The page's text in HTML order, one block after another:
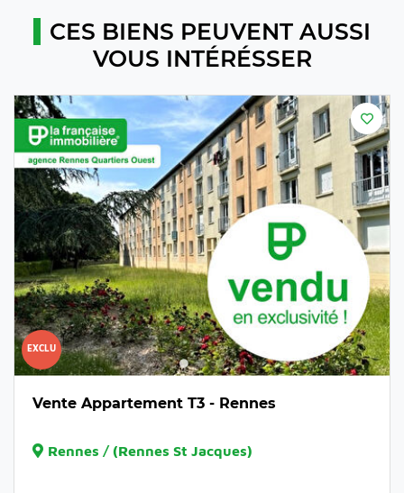
CES BIENS PEUVENT AUSSI
VOUS INTÉRÉSSER
EXCLU
Vente Appartement T3 - Rennes
Rennes / (Rennes St Jacques)